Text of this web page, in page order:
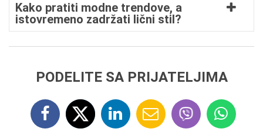
Kako pratiti modne trendove, a
istovremeno zadržati lični stil?
PODELITE SA PRIJATELJIMA